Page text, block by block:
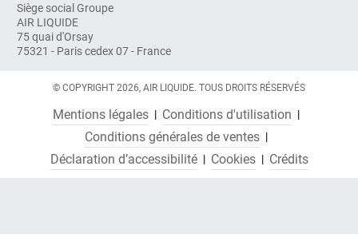
Siège social Groupe
AIR LIQUIDE
75 quai d'Orsay
75321 - Paris cedex 07 - France
© COPYRIGHT 2026, AIR LIQUIDE. TOUS DROITS RÉSERVÉS
Mentions légales
Conditions d'utilisation
Conditions générales de ventes
Déclaration d’accessibilité
Cookies Crédits